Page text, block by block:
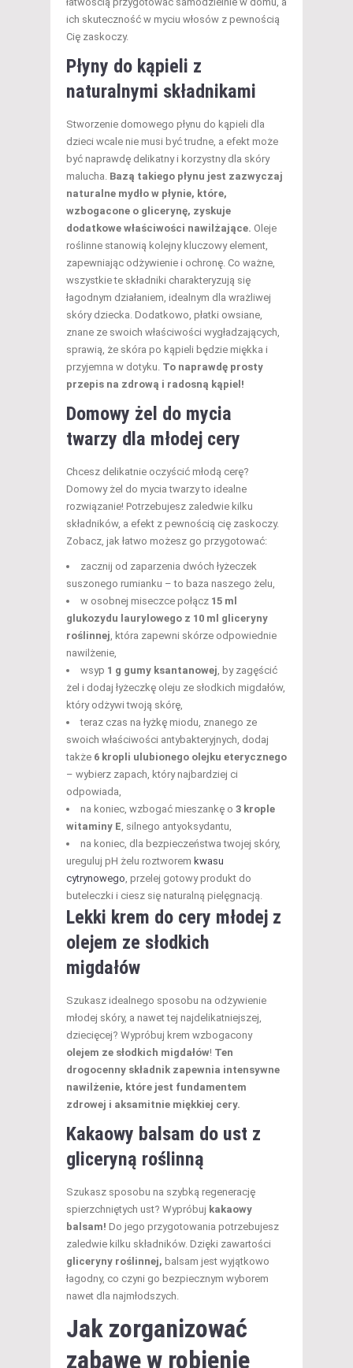
ich skuteczność w myciu włosów z pewnością
Cię zaskoczy.
Płyny do kąpieli z
naturalnymi składnikami
Stworzenie domowego płynu do kąpieli dla
dzieci wcale nie musi być trudne, a efekt może
być naprawdę delikatny i korzystny dla skóry
malucha. Bazą takiego płynu jest zazwyczaj
naturalne mydło w płynie, które,
wzbogacone o glicerynę, zyskuje
dodatkowe właściwości nawilżające. Oleje
roślinne stanowią kolejny kluczowy element,
zapewniając odżywienie i ochronę. Co ważne,
wszystkie te składniki charakteryzują się
łagodnym działaniem, idealnym dla wrażliwej
skóry dziecka. Dodatkowo, płatki owsiane,
znane ze swoich właściwości wygładzających,
sprawią, że skóra po kąpieli będzie miękka i
przyjemna w dotyku. To naprawdę prosty
przepis na zdrową i radosną kąpiel!
Domowy żel do mycia
twarzy dla młodej cery
Chcesz delikatnie oczyścić młodą cerę?
Domowy żel do mycia twarzy to idealne
rozwiązanie! Potrzebujesz zaledwie kilku
składników, a efekt z pewnością cię zaskoczy.
Zobacz, jak łatwo możesz go przygotować:
zacznij od zaparzenia dwóch łyżeczek
suszonego rumianku – to baza naszego żelu,
w osobnej miseczce połącz 15 ml
glukozydu laurylowego z 10 ml gliceryny
roślinnej , która zapewni skórze odpowiednie
nawilżenie,
wsyp 1 g gumy ksantanowej , by zagęścić
żel i dodaj łyżeczkę oleju ze słodkich migdałów,
który odżywi twoją skórę,
teraz czas na łyżkę miodu, znanego ze
swoich właściwości antybakteryjnych, dodaj
także 6 kropli ulubionego olejku eterycznego
– wybierz zapach, który najbardziej ci
odpowiada,
na koniec, wzbogać mieszankę o 3 krople
witaminy E , silnego antyoksydantu,
na koniec, dla bezpieczeństwa twojej skóry,
ureguluj pH żelu roztworem kwasu
cytrynowego , przelej gotowy produkt do
buteleczki i ciesz się naturalną pielęgnacją.
Lekki krem do cery młodej z
olejem ze słodkich
migdałów
Szukasz idealnego sposobu na odżywienie
młodej skóry, a nawet tej najdelikatniejszej,
dziecięcej? Wypróbuj krem wzbogacony
olejem ze słodkich migdałów! Ten
drogocenny składnik zapewnia intensywne
nawilżenie, które jest fundamentem
zdrowej i aksamitnie miękkiej cery.
Kakaowy balsam do ust z
gliceryną roślinną
Szukasz sposobu na szybką regenerację
spierzchniętych ust? Wypróbuj kakaowy
balsam! Do jego przygotowania potrzebujesz
zaledwie kilku składników. Dzięki zawartości
gliceryny roślinnej, balsam jest wyjątkowo
łagodny, co czyni go bezpiecznym wyborem
nawet dla najmłodszych.
Jak zorganizować
zabawę w robienie